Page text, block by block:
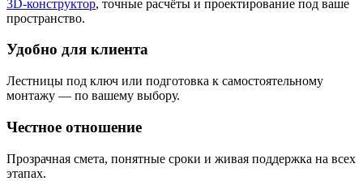
3D-конструктор, точные расчёты и проектирование под ваше
пространство.
Удобно для клиента
Лестницы под ключ или подготовка к самостоятельному
монтажу — по вашему выбору.
Честное отношение
Прозрачная смета, понятные сроки и живая поддержка на всех
этапах.